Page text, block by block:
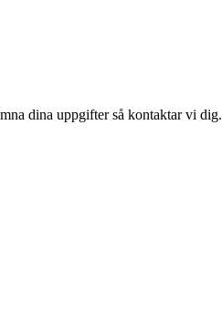
dina uppgifter så kontaktar vi dig.